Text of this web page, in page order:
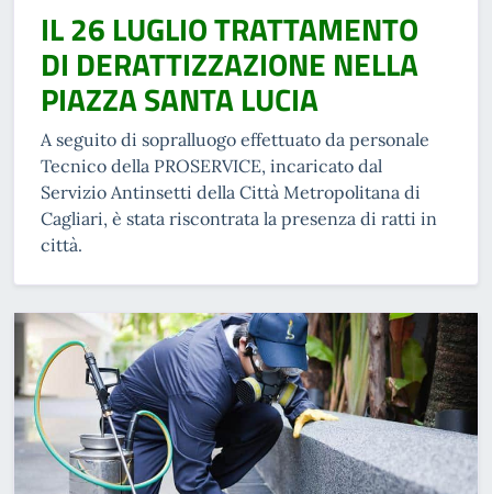
IL 26 LUGLIO TRATTAMENTO
DI DERATTIZZAZIONE NELLA
PIAZZA SANTA LUCIA
A seguito di sopralluogo effettuato da personale
Tecnico della PROSERVICE, incaricato dal
Servizio Antinsetti della Città Metropolitana di
Cagliari, è stata riscontrata la presenza di ratti in
città.